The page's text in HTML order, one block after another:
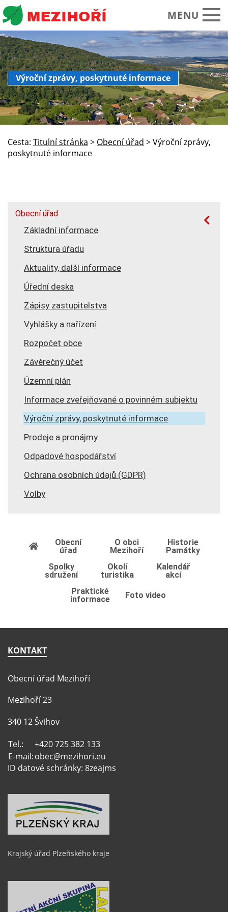
MENU
Obecní úřad
O obci Mezihoří
Historie Památky
Spolky sdružení
Okolí turistika
Výroční zprávy, poskytnuté informace
Cesta: Titulní stránka > Obecní úřad >Výroční zprávy,
poskytnuté informace
Obecní úřad
Základní informace
Struktura úřadu
Aktuality, další informace
Úřední deska
Zápisy zastupitelstva
Vyhlášky a nařízení
Rozpočet obce
Závěrečný účet
Územní plán
Informace zveřejňované o povinném subjektu
Výroční zprávy, poskytnuté informace
Prodeje a pronájmy
Odpadové hospodářství
Ochrana osobních údajů (GDPR)
Volby
Obecní
úřad
O obci
Mezihoří
Historie
Památky
Spolky
sdružení
Okolí
turistika
Kalendář
akcí
Praktické
informace
Foto video
KONTAKT
Obecní úřad Mezihoří
Mezihoří 23
340 12 Švihov
Tel.:
+420 725 382 133
E-mail:obec@mezihori.eu
ID datové schránky: 8zeajms
Krajský úřad Plzeňského kraje